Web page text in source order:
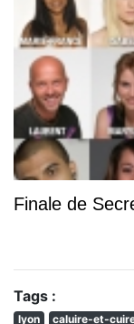
Finale de
Tags :
lyon caluire-et-